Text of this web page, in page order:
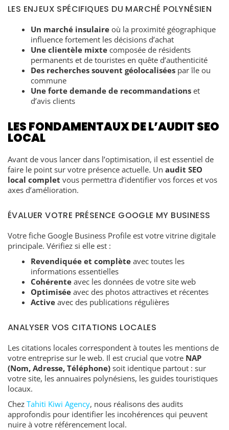
LES ENJEUX SPÉCIFIQUES DU MARCHÉ POLYNÉSIEN
Un marché insulaire où la proximité géographique
influence fortement les décisions d’achat
Une clientèle mixte composée de résidents
permanents et de touristes en quête d’authenticité
Des recherches souvent géolocalisées par île ou
commune
Une forte demande de recommandations et
d’avis clients
LES FONDAMENTAUX DE L’AUDIT SEO
LOCAL
Avant de vous lancer dans l’optimisation, il est essentiel de
faire le point sur votre présence actuelle. Un audit SEO
local complet vous permettra d’identifier vos forces et vos
axes d’amélioration.
ÉVALUER VOTRE PRÉSENCE GOOGLE MY BUSINESS
Votre fiche Google Business Profile est votre vitrine digitale
principale. Vérifiez si elle est :
Revendiquée et complète avec toutes les
informations essentielles
Cohérente avec les données de votre site web
Optimisée avec des photos attractives et récentes
Active avec des publications régulières
ANALYSER VOS CITATIONS LOCALES
Les citations locales correspondent à toutes les mentions de
votre entreprise sur le web. Il est crucial que votre NAP
(Nom, Adresse, Téléphone) soit identique partout : sur
votre site, les annuaires polynésiens, les guides touristiques
locaux.
Chez Tahiti Kiwi Agency, nous réalisons des audits
approfondis pour identifier les incohérences qui peuvent
nuire à votre référencement local.